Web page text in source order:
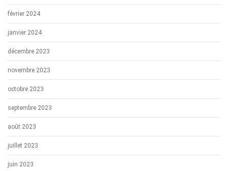
février 2024
janvier 2024
décembre 2023
novembre 2023
octobre 2023
septembre 2023
août 2023
juillet 2023
juin 2023